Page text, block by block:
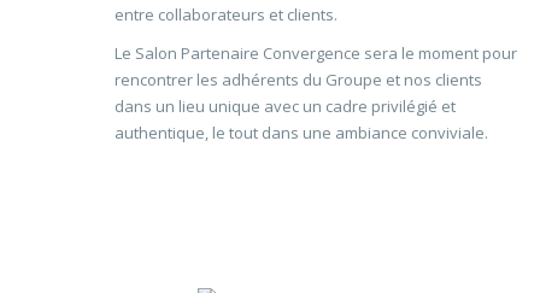
entre collaborateurs et clients.
Le Salon Partenaire Convergence sera le moment pour
rencontrer les adhérents du Groupe et nos clients
dans un lieu unique avec un cadre privilégié et
authentique, le tout dans une ambiance conviviale.